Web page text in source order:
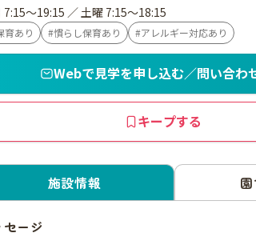
7:15～19:15 ／ 土曜 7:15～18:15
育あり 慣らし保育あり アレルギー対応あり
Webで見学を申し込む／問い合わ
キープする
施設情報
セージ